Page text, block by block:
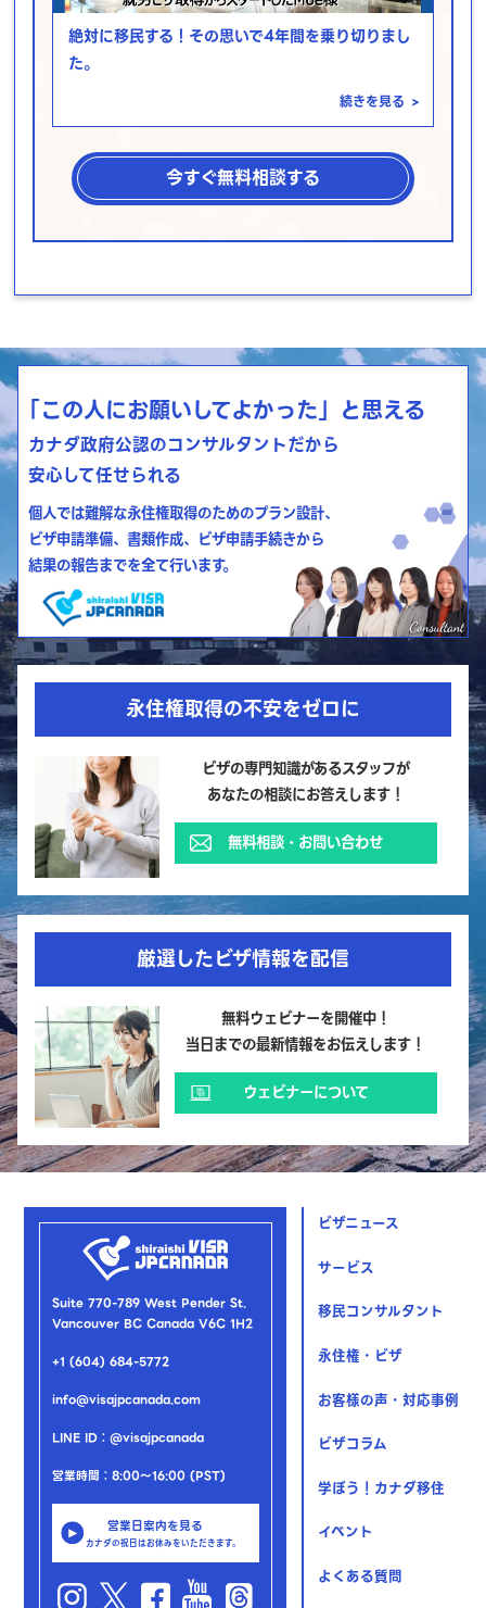
絶対に移民する！その思いで4年間を乗り切りまし
た。
続きを見る >
今すぐ無料相談する
「この人にお願いしてよかった」と思える
カナダ政府公認のコンサルタントだから
安心して任せられる
個人では難解な永住権取得のためのプラン設計、
ビザ申請準備、書類作成、ビザ申請手続きから
結果の報告までを全て行います。
永住権取得の不安をゼロに
ビザの専門知識があるスタッフが
あなたの相談にお答えします！
無料相談・お問い合わせ
厳選したビザ情報を配信
無料ウェビナーを開催中！
当日までの最新情報をお伝えします！
ウェビナーについて
Suite 770-789 West Pender St.
Vancouver BC Canada V6C 1H2
+1 (604) 684-5772
info@visajpcanada.com
LINE ID：@visajpcanada
営業時間：8:00～16:00 (PST)
営業日案内を見る
カナダの祝日はお休みをいただきます。
ビザニュース
サービス
移民コンサルタント
永住権・ビザ
お客様の声・対応事例
ビザコラム
学ぼう！カナダ移住
イベント
よくある質問